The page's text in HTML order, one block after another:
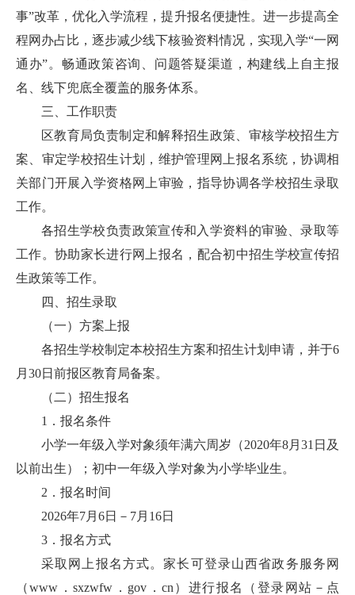
事”改革，优化入学流程，提升报名便捷性。进一步提高全
程网办占比，逐步减少线下核验资料情况，实现入学“一网
通办”。畅通政策咨询、问题答疑渠道，构建线上自主报
名、线下兜底全覆盖的服务体系。
三、工作职责
区教育局负责制定和解释招生政策、审核学校招生方
案、审定学校招生计划，维护管理网上报名系统，协调相
关部门开展入学资格网上审验，指导协调各学校招生录取
工作。
各招生学校负责政策宣传和入学资料的审验、录取等
工作。协助家长进行网上报名，配合初中招生学校宣传招
生政策等工作。
四、招生录取
（一）方案上报
各招生学校制定本校招生方案和招生计划申请，并于6
月30日前报区教育局备案。
（二）招生报名
1．报名条件
小学一年级入学对象须年满六周岁（2020年8月31日及
以前出生）；初中一年级入学对象为小学毕业生。
2．报名时间
2026年7月6日－7月16日
3．报名方式
采取网上报名方式。家长可登录山西省政务服务网
（www．sxzwfw．gov．cn）进行报名（登录网站－点